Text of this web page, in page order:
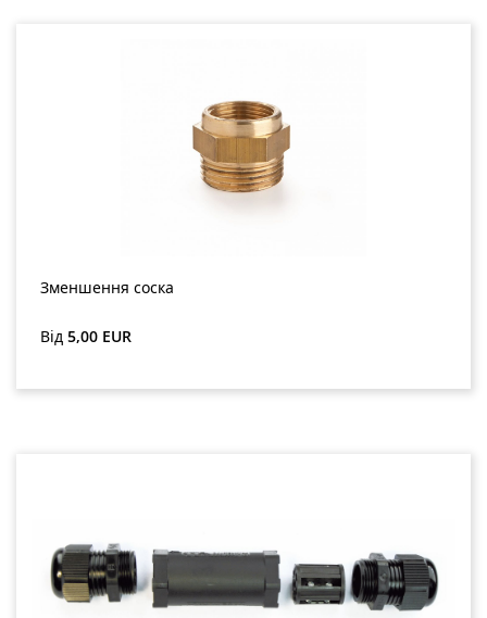
Зменшення соска
Звичайна ціна:
Від 5,00 EUR